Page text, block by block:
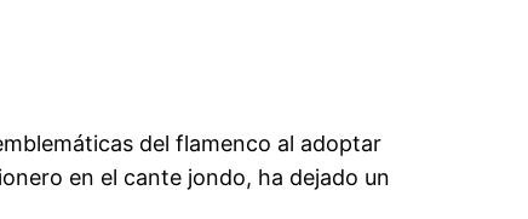
del flamenco al adoptar
en el cante jondo, ha dejado un